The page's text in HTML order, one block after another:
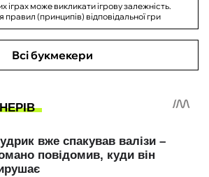
іграх може викликати ігрову залежність.
(принципів) відповідальної гри
Всі букмекери